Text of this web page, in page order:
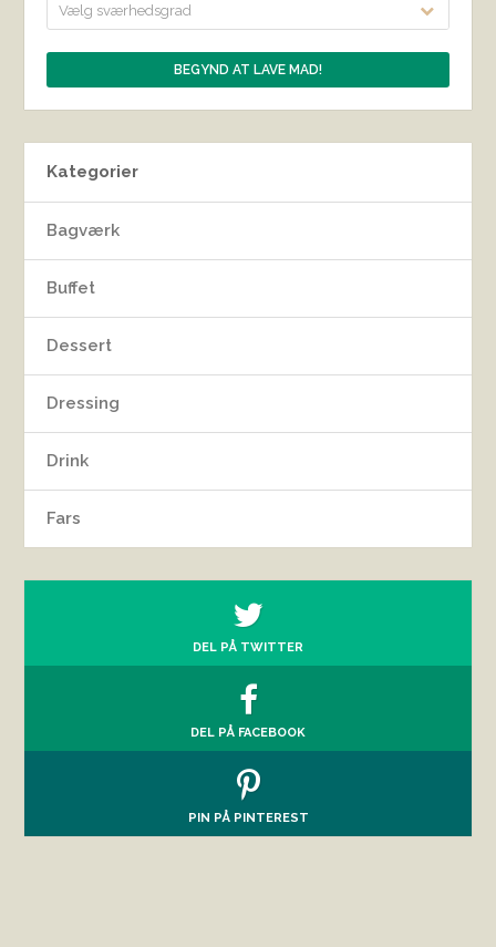
Vælg sværhedsgrad
Kategorier
Bagværk
Buffet
Dessert
Dressing
Drink
Fars
DEL PÅ TWITTER
DEL PÅ FACEBOOK
PIN PÅ PINTEREST